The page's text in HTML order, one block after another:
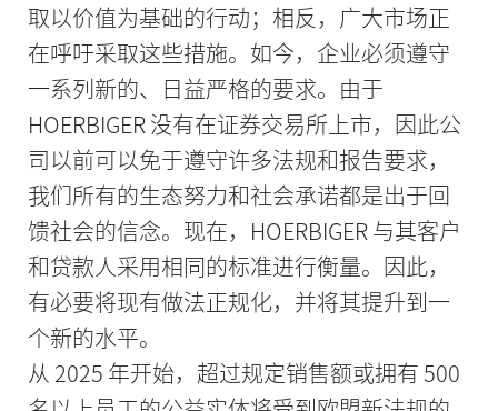
取以价值为基础的行动；相反，广大市场正
在呼吁采取这些措施。如今，企业必须遵守
一系列新的、日益严格的要求。由于
HOERBIGER 没有在证券交易所上市，因此公
司以前可以免于遵守许多法规和报告要求，
我们所有的生态努力和社会承诺都是出于回
馈社会的信念。现在，HOERBIGER 与其客户
和贷款人采用相同的标准进行衡量。因此，
有必要将现有做法正规化，并将其提升到一
个新的水平。
从 2025 年开始，超过规定销售额或拥有 500